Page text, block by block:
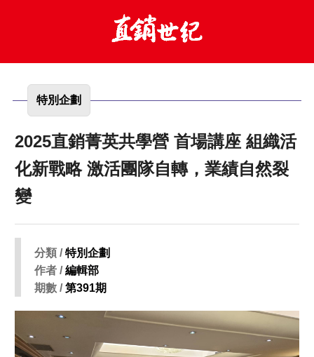
特別企劃
2025直銷菁英共學營 首場講座 組織活
化新戰略 激活團隊自轉，業績自然裂
變
分類 /特別企劃
作者 /編輯部
期數 /第391期